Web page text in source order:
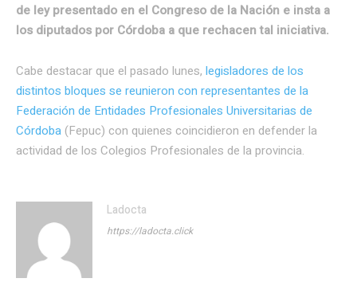
de ley presentado en el Congreso de la Nación e insta a
los diputados por Córdoba a que rechacen tal iniciativa.
Cabe destacar que el pasado lunes, legisladores de los
distintos bloques se reunieron con representantes de la
Federación de Entidades Profesionales Universitarias de
Córdoba (Fepuc) con quienes coincidieron en defender la
actividad de los Colegios Profesionales de la provincia.
Ladocta
https://ladocta.click